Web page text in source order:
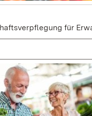
für